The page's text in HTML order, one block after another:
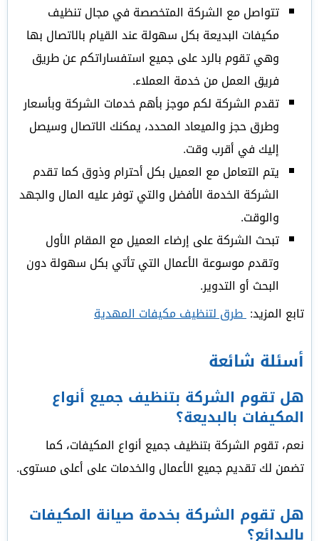
تتواصل مع الشركة المتخصصة في مجال تنظيف
مكيفات البديعة بكل سهولة عند القيام بالاتصال بها
وهي تقوم بالرد على جميع استفساراتكم عن طريق
فريق العمل من خدمة العملاء.
تقدم الشركة لكم موجز بأهم خدمات الشركة وبأسعار
وطرق حجز والميعاد المحدد، يمكنك الاتصال وسيصل
إليك في أقرب وقت.
يتم التعامل مع العميل بكل أحترام وذوق كما تقدم
الشركة الخدمة الأفضل والتي توفر عليه المال والجهد
والوقت.
تبحث الشركة على إرضاء العميل مع المقام الأول
وتقدم موسوعة الأعمال التي تأتي بكل سهولة دون
البحث أو التدوير.
تابع المزيد:طرق لتنظيف مكيفات المهدية
أسئلة شائعة
هل تقوم الشركة بتنظيف جميع أنواع
المكيفات بالبديعة؟
نعم، تقوم الشركة بتنظيف جميع أنواع المكيفات، كما
تضمن لك تقديم جميع الأعمال والخدمات على أعلى مستوى.
هل تقوم الشركة بخدمة صيانة المكيفات
بالبدائع؟